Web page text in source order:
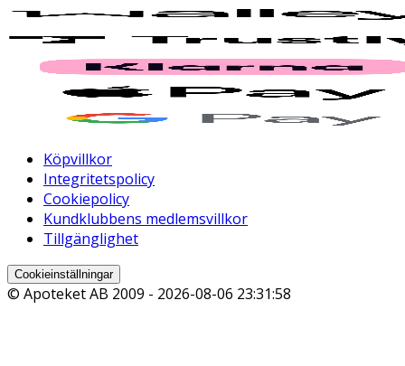
Köpvillkor
Integritetspolicy
Cookiepolicy
Kundklubbens medlemsvillkor
Tillgänglighet
Cookieinställningar
© Apoteket AB 2009 - 2026-08-06 23:31:58